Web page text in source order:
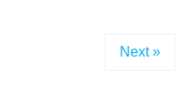
Next »